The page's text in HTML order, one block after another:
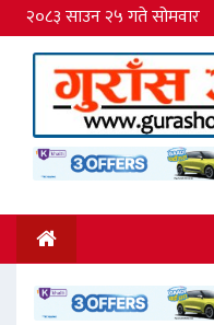
२०८३ साउन २५ गते सोमवार